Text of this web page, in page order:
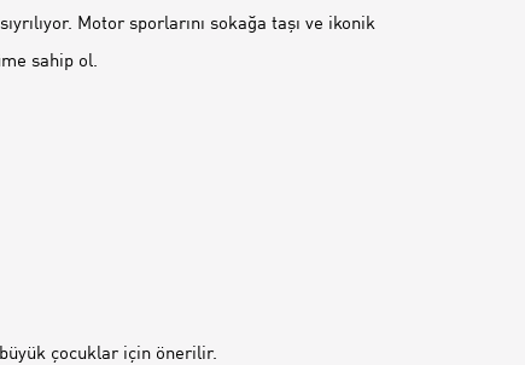
Motor sporlarını sokağa taşı ve ikonik
sahip ol.
çocuklar için önerilir.